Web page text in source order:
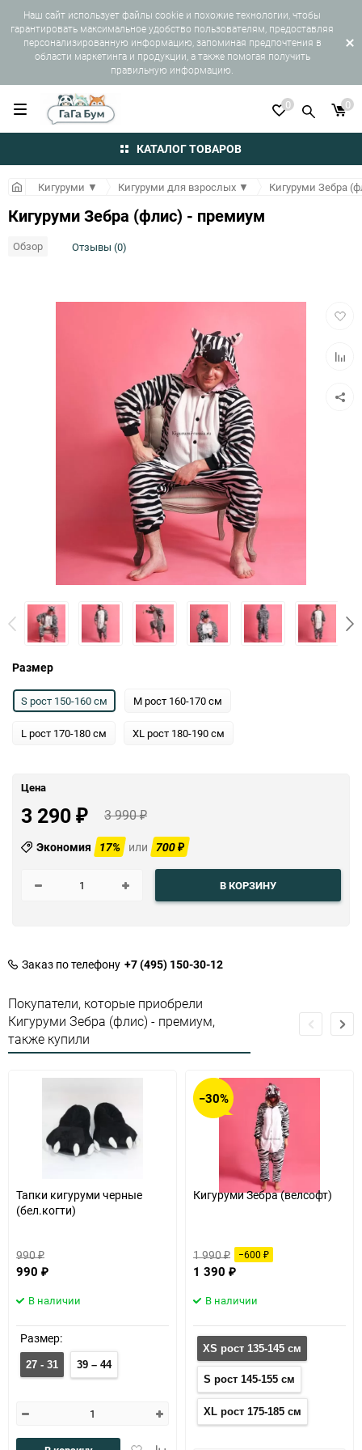
Наш сайт использует файлы cookie и похожие технологии, чтобы
гарантировать максимальное удобство пользователям, предоставляя
персонализированную информацию, запоминая предпочтения в
области маркетинга и продукции, а также помогая получить
правильную информацию.
КАТАЛОГ ТОВАРОВ
0 0
Кигуруми ▼ Кигуруми для взрослых ▼ Кигуруми Зебра
Кигуруми Зебра (флис) - премиум
Обзор Отзывы (0)
Размер
S рост 150-160 см M рост 160-170 см
L рост 170-180 см XL рост 180-190 см
Цена
3 290 ₽ 3 990₽
Экономия 17% или 700₽
В КОРЗИНУ
Заказ по телефону +7 (495) 150-30-12
Покупатели, которые приобрели
Кигуруми Зебра (флис) - премиум,
также купили
Тапки кигуруми черные
(бел.когти)
990₽
990 ₽
В наличии
Размер:
27 - 31 39 – 44
−30%
Кигуруми Зебра (велсофт)
1 990₽ −600 ₽
1 390 ₽
В наличии
XS рост 135-145 см
S рост 145-155 см
XL рост 175-185 см